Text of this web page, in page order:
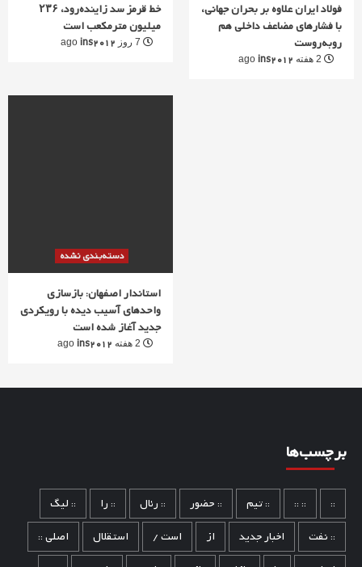
خط قرمز سد زاینده‌رود، ۲۳۶
میلیون مترمکعب است
ins2012
فولاد ایران علاوه بر بحران جهانی،
با فشارهای مضاعف داخلی هم
روبه‌روست
ins2012
دسته‌بندی نشده
استاندار اصفهان: بازسازی
واحدهای آسیب دیده با رویکردی
جدید آغاز شده است
ins2012
برچسب‌ها
::
:: :: :: تیم :: حضور :: رئال :: را
:: لیگ
:: نفت
اخبار جدید از است / استقلال
اصلی ::